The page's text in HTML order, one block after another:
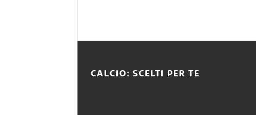
CALCIO: SCELTI PER TE